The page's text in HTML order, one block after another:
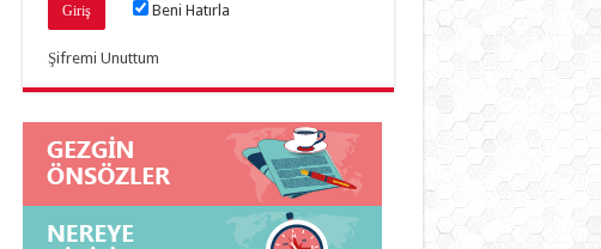
Beni Hatırla
Şifremi Unuttum